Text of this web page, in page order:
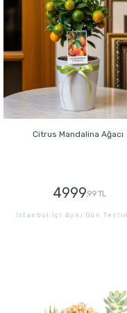
Citrus Mandalina Ağacı
4999,99 TL
İstanbul İçi Aynı Gün